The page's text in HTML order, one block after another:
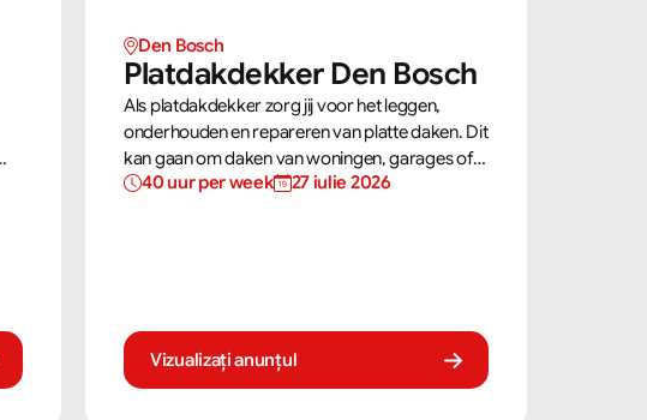
Den Bosch
Platdakdekker Den Bosch
Als platdakdekker zorg jij voor het leggen,
onderhouden en repareren van platte daken. Dit
kan gaan om daken van woningen, garages of
bedrijfspanden. Jij zorgt ervoor dat deze daken
40 uur per week 27 iulie 2026
Vizualizați anunțul